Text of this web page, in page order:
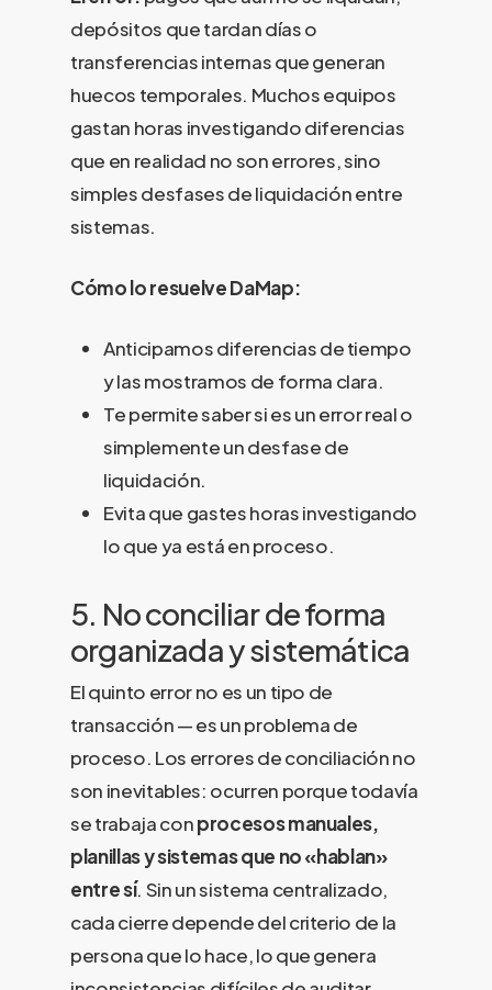
depósitos que tardan días o
transferencias internas que generan
huecos temporales. Muchos equipos
gastan horas investigando diferencias
que en realidad no son errores, sino
simples desfases de liquidación entre
sistemas.
Cómo lo resuelve DaMap:
Anticipamos diferencias de tiempo
y las mostramos de forma clara.
Te permite saber si es un error real o
simplemente un desfase de
liquidación.
Evita que gastes horas investigando
lo que ya está en proceso.
5. No conciliar de forma
organizada y sistemática
El quinto error no es un tipo de
transacción — es un problema de
proceso. Los errores de conciliación no
son inevitables: ocurren porque todavía
se trabaja conprocesos manuales,
planillas y sistemas que no «hablan»
entre sí. Sin un sistema centralizado,
cada cierre depende del criterio de la
persona que lo hace, lo que genera